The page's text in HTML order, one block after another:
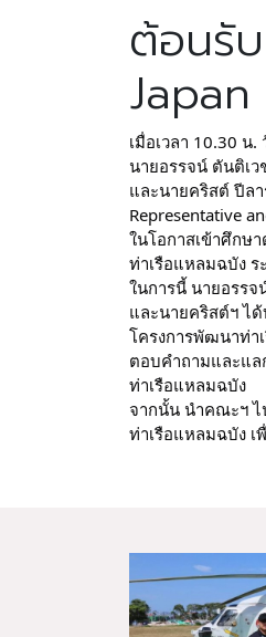
ต้อนรั
เมื่อเวลา 10.30 น
นายอรรจน์ ตันติเ
และนายคริสต์ ปีลา
Representative
ในโอกาสเข้าศึกษ
ท่าเรือแหลมฉบัง ร
ในการนี้ นายอรร
และนายคริสต์ฯ ไ
โครงการพัฒนาท่า
ตอบคำถามและแล
ท่าเรือแหลมฉบัง
จากนั้น นำคณะฯ
ท่าเรือแหลมฉบัง